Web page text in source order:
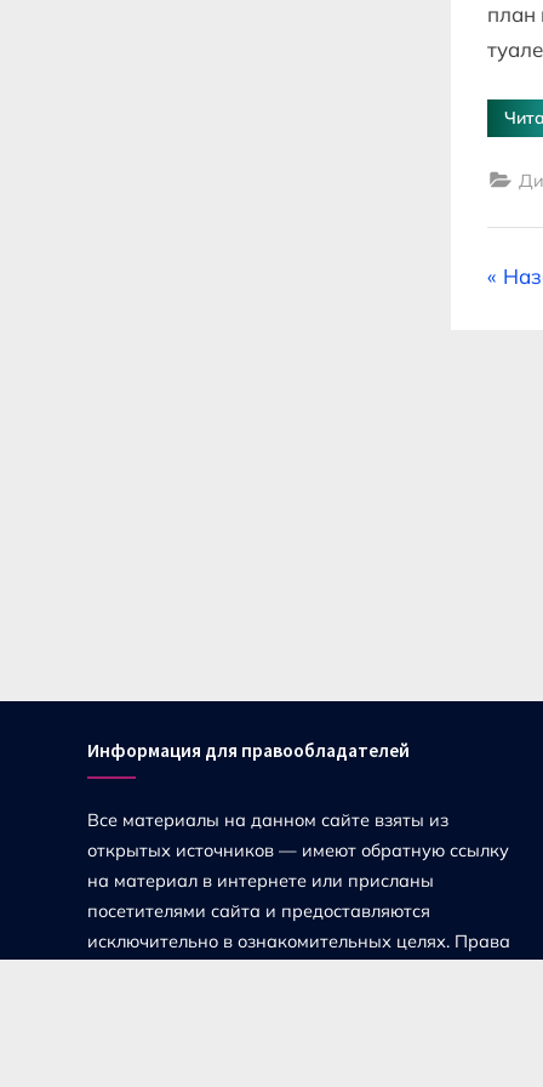
план
Информация для правообладателей
Все материалы на данном сайте взяты из
открытых источников — имеют обратную ссылку
на материал в интернете или присланы
посетителями сайта и предоставляются
исключительно в ознакомительных целях. Права